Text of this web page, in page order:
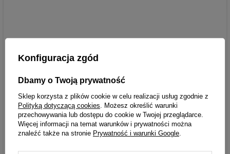
Konfiguracja zgód
Dbamy o Twoją prywatność
Sklep korzysta z plików cookie w celu realizacji usług zgodnie z
Polityką dotyczącą cookies. Możesz określić warunki
przechowywania lub dostępu do cookie w Twojej przeglądarce.
Więcej informacji na temat warunków i prywatności można
znaleźć także na stronie Prywatność i warunki Google.